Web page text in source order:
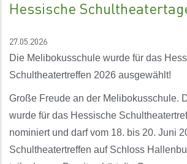
Hessische
27.05.2026
Die Melibokusschule wurde für das
Schultheatertreffen 2026 ausgewählt!
Große Freude an der Melibokusschule.
wurde für das Hessische
nominiert und darf vom 18. bis 20. Juni
Schultheatertreffen auf Schloss